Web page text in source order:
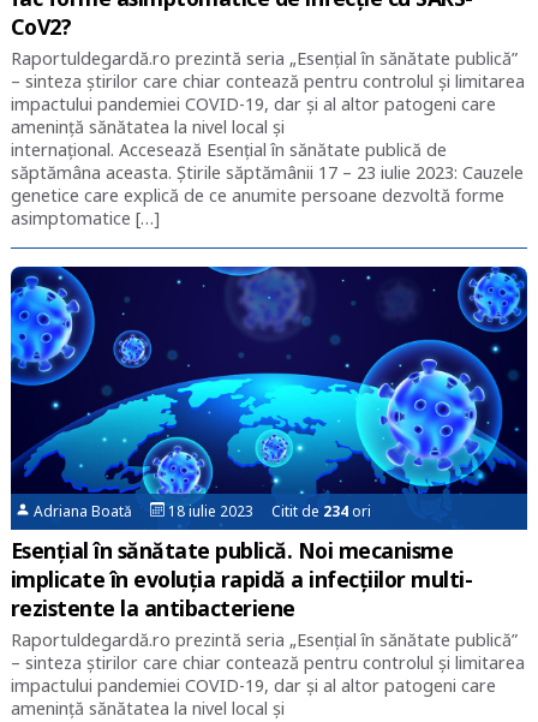
CoV2?
Raportuldegardă.ro prezintă seria „Esențial în sănătate publică”
– sinteza știrilor care chiar contează pentru controlul și limitarea
impactului pandemiei COVID-19, dar și al altor patogeni care
amenință sănătatea la nivel local și
internațional. Accesează Esențial în sănătate publică de
săptămâna aceasta. Știrile săptămânii 17 – 23 iulie 2023: Cauzele
genetice care explică de ce anumite persoane dezvoltă forme
asimptomatice […]
Adriana Boată 18 iulie 2023 Citit de234ori
Esențial în sănătate publică. Noi mecanisme
implicate în evoluția rapidă a infecțiilor multi-
rezistente la antibacteriene
Raportuldegardă.ro prezintă seria „Esențial în sănătate publică”
– sinteza știrilor care chiar contează pentru controlul și limitarea
impactului pandemiei COVID-19, dar și al altor patogeni care
amenință sănătatea la nivel local și